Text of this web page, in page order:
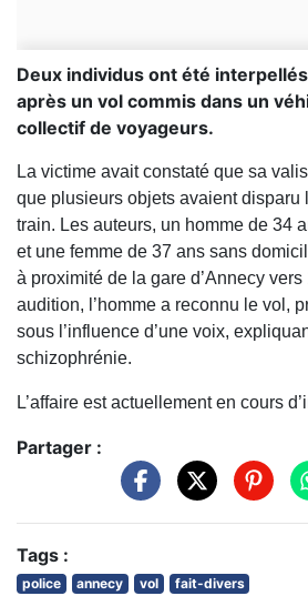
Deux individus ont été
après un vol commis dans un
collectif de voyageurs.
La victime avait constaté que sa
que plusieurs objets avaient disparu
train. Les auteurs, un homme de 34
et une femme de 37 ans sans
à proximité de la gare d’Annecy
audition, l’homme a reconnu le vol,
sous l’influence d’une voix,
schizophrénie.
L’affaire est actuellement en cours
Partager :
Tags :
police annecy vol fait-divers